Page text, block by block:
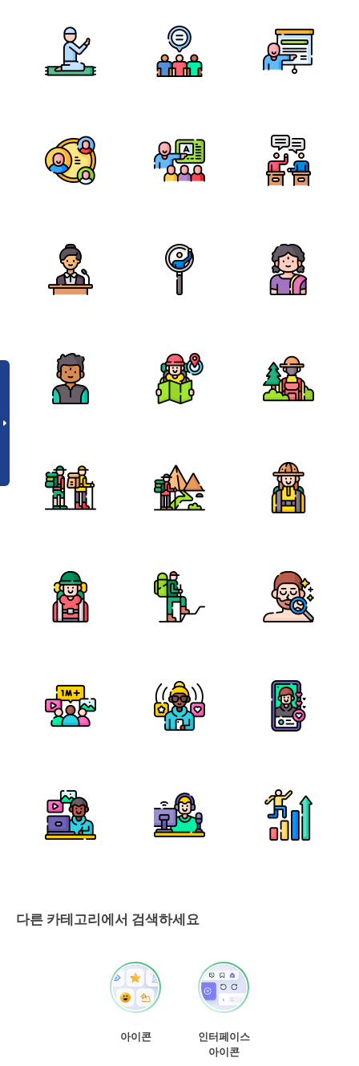
다른 카테고리에서 검색하세요
아이콘
인터페이스
아이콘